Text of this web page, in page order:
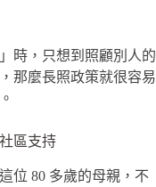
時，只想到照顧別人的
那麼長照政策就很容易
。
區支持
位 80 多歲的母親，不